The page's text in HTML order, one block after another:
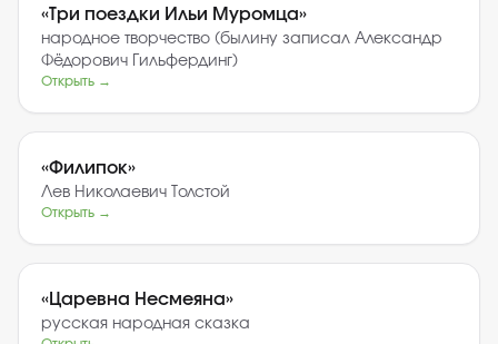
«Три поездки Ильи Муромца»
народное творчество (былину записал Александр
Фёдорович Гильфердинг)
Открыть →
«Филипок»
Лев Николаевич Толстой
Открыть →
«Царевна Несмеяна»
русская народная сказка